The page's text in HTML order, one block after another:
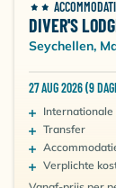
DIVER'S
Seychellen,
27 AUG 2026 (9
Transfer
Verplichte